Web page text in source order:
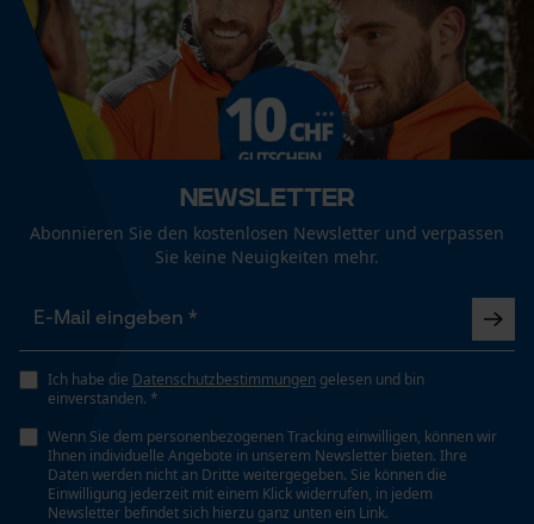
Newsletter
Abonnieren Sie den kostenlosen Newsletter und verpassen
Sie keine Neuigkeiten mehr.
Ich habe die Datenschutzbestimmungen gelesen und bin
einverstanden. *
Wenn Sie dem personenbezogenen Tracking einwilligen, können wir
Ihnen individuelle Angebote in unserem Newsletter bieten. Ihre
Daten werden nicht an Dritte weitergegeben. Sie können die
Einwilligung jederzeit mit einem Klick widerrufen, in jedem
Newsletter befindet sich hierzu ganz unten ein Link.